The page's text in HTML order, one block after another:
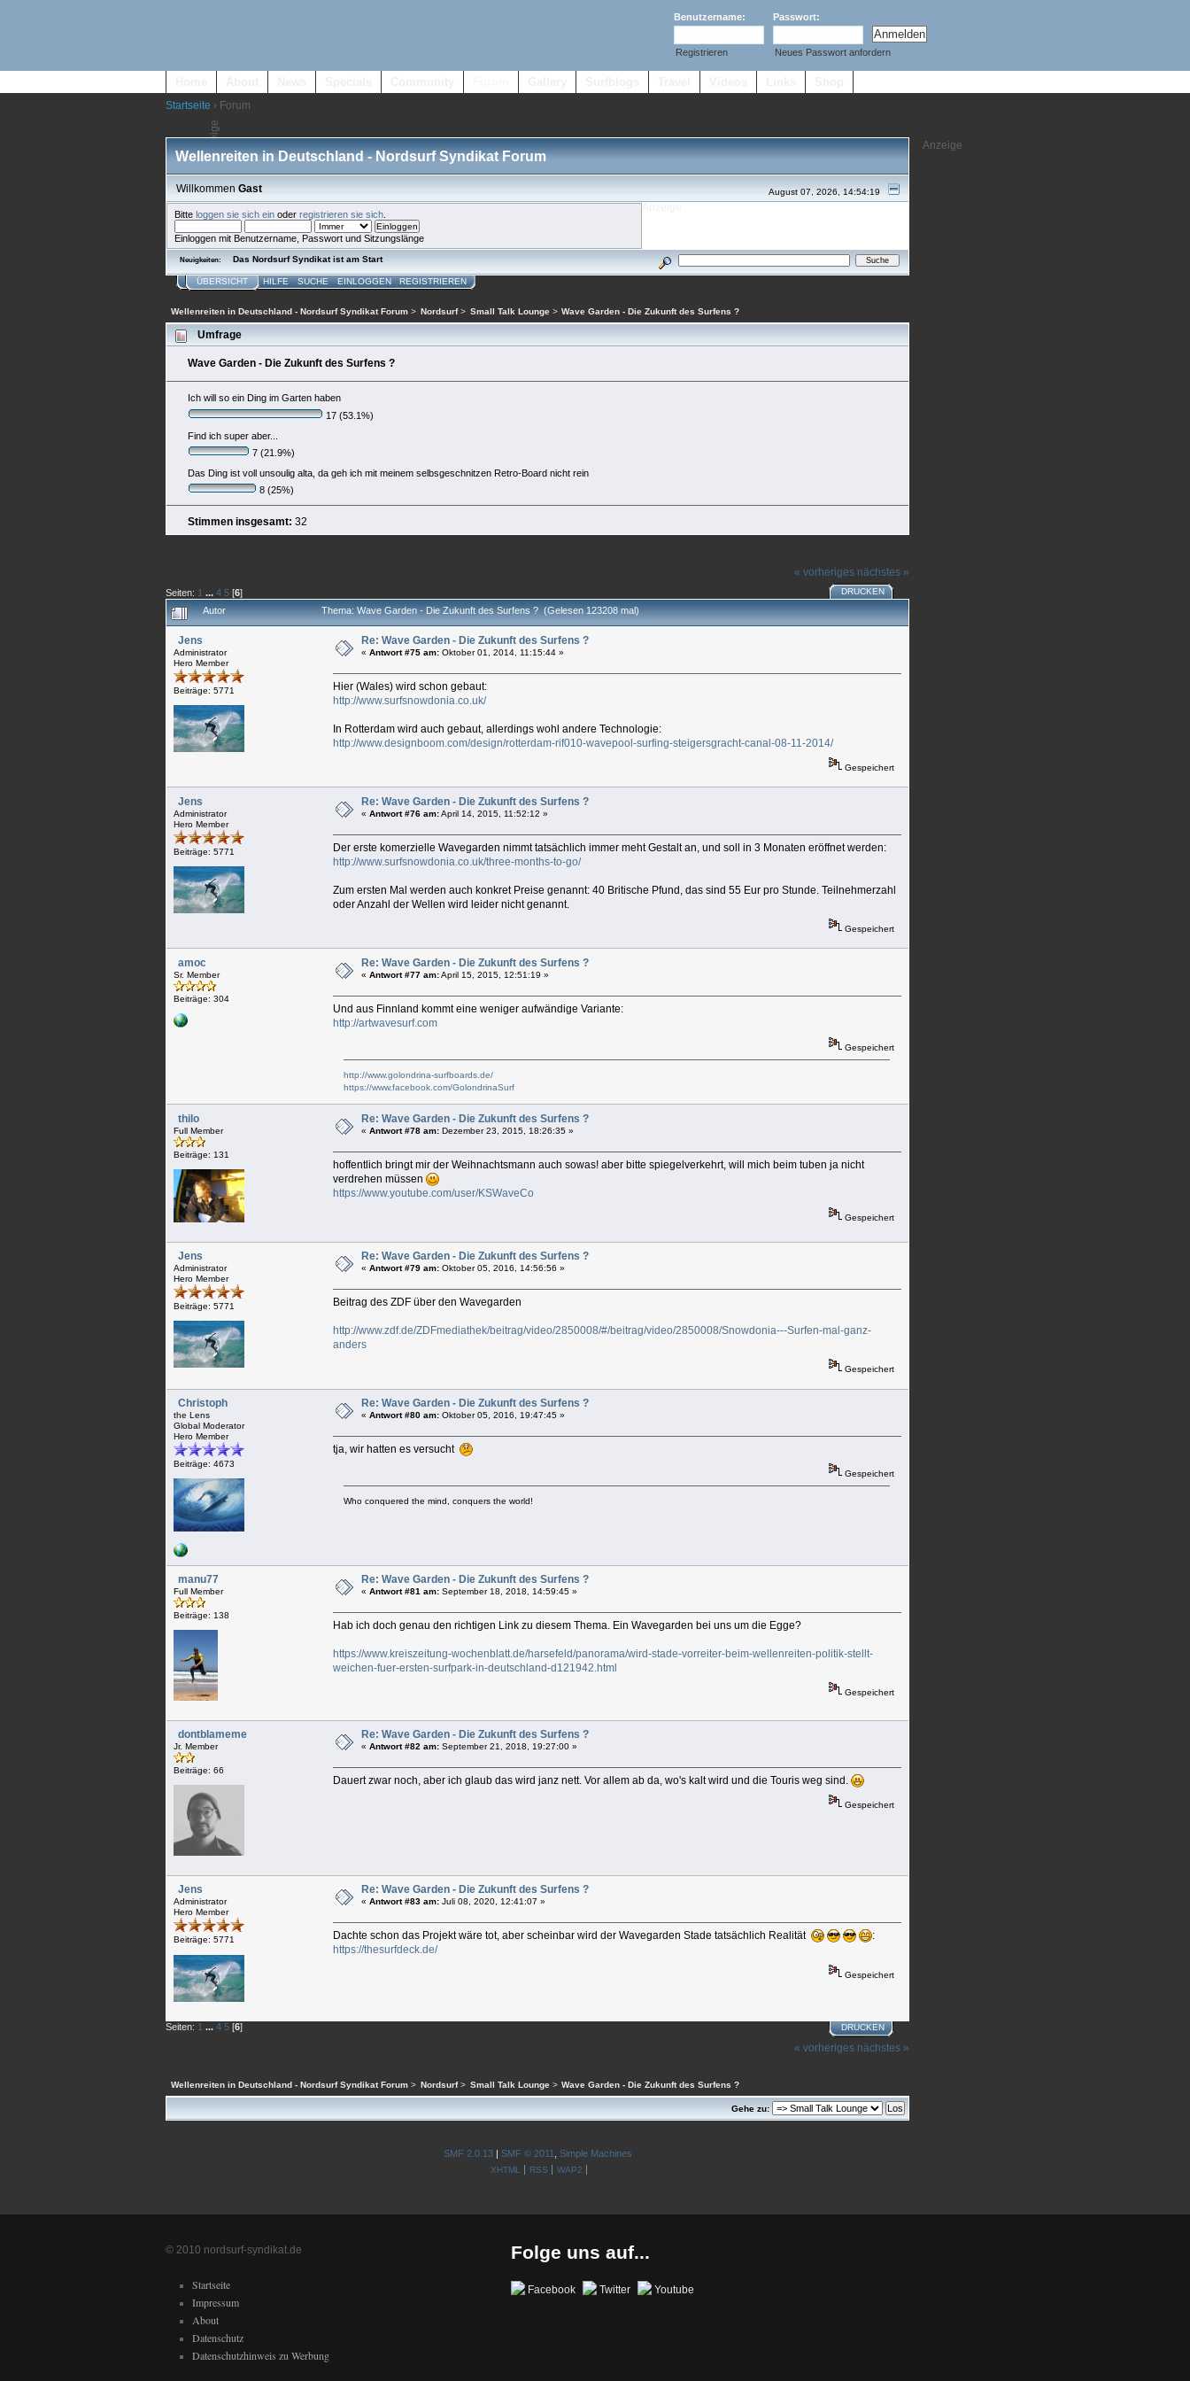
Benutzername: Passwort:
Registrieren Neues Passwort anfordern
Startseite › Forum
Wellenreiten in Deutschland - Nordsurf Syndikat Forum
August 07, 2026, 14:54:19
WillkommenGast
Bitte loggen sie sich einoder registrieren sie sich.
Einloggen mit Benutzername, Passwort und Sitzungslänge
Neuigkeiten: Das Nordsurf Syndikat ist am Start
ÜBERSICHT HILFE SUCHE EINLOGGEN REGISTRIEREN
Wellenreiten in Deutschland - Nordsurf Syndikat Forum > Nordsurf> Small Talk Lounge> Wave Garden - Die Zukunft des Surfens ?
Umfrage
Wave Garden - Die Zukunft des Surfens ?
Ich will so ein Ding im Garten haben
17 (53.1%)
Find ich super aber...
7 (21.9%)
Das Ding ist voll unsoulig alta, da geh ich mit meinem selbsgeschnitzen Retro-Board nicht rein
8 (25%)
Stimmen insgesamt: 32
« vorheriges nächstes »
Seiten: 1 ... 4 5 [6] DRUCKEN
Autor Thema: Wave Garden - Die Zukunft des Surfens ? (Gelesen 123208 mal)
Jens
Administrator
Hero Member
Beiträge: 5771
Re: Wave Garden - Die Zukunft des Surfens ?
«Antwort #75 am: Oktober 01, 2014, 11:15:44 »
Hier (Wales) wird schon gebaut:
http://www.surfsnowdonia.co.uk/
In Rotterdam wird auch gebaut, allerdings wohl andere Technologie:
http://www.designboom.com/design/rotterdam-rif010-wavepool-surfing-steigersgracht-canal-08-11-2014/
Gespeichert
Jens
Administrator
Hero Member
Beiträge: 5771
Re: Wave Garden - Die Zukunft des Surfens ?
«Antwort #76 am:April 14, 2015, 11:52:12 »
Der erste komerzielle Wavegarden nimmt tatsächlich immer meht Gestalt an, und soll in 3 Monaten eröffnet werden:
http://www.surfsnowdonia.co.uk/three-months-to-go/
Zum ersten Mal werden auch konkret Preise genannt: 40 Britische Pfund, das sind 55 Eur pro Stunde. Teilnehmerzahl
oder Anzahl der Wellen wird leider nicht genannt.
Gespeichert
amoc
Sr. Member
Beiträge: 304
Re: Wave Garden - Die Zukunft des Surfens ?
«Antwort #77 am:April 15, 2015, 12:51:19 »
Und aus Finnland kommt eine weniger aufwändige Variante:
http://artwavesurf.com
Gespeichert
http://www.golondrina-surfboards.de/
https://www.facebook.com/GolondrinaSurf
thilo
Full Member
Beiträge: 131
Re: Wave Garden - Die Zukunft des Surfens ?
«Antwort #78 am: Dezember 23, 2015, 18:26:35 »
hoffentlich bringt mir der Weihnachtsmann auch sowas! aber bitte spiegelverkehrt, will mich beim tuben ja nicht
verdrehen müssen
https://www.youtube.com/user/KSWaveCo
Gespeichert
Jens
Administrator
Hero Member
Beiträge: 5771
Re: Wave Garden - Die Zukunft des Surfens ?
«Antwort #79 am: Oktober 05, 2016, 14:56:56 »
Beitrag des ZDF über den Wavegarden
http://www.zdf.de/ZDFmediathek/beitrag/video/2850008/#/beitrag/video/2850008/Snowdonia---Surfen-mal-ganz-
anders
Gespeichert
Christoph
the Lens
Global Moderator
Hero Member
Beiträge: 4673
Re: Wave Garden - Die Zukunft des Surfens ?
«Antwort #80 am: Oktober 05, 2016, 19:47:45 »
tja, wir hatten es versucht
Gespeichert
Who conquered the mind, conquers the world!
manu77
Full Member
Beiträge: 138
Re: Wave Garden - Die Zukunft des Surfens ?
«Antwort #81 am: September 18, 2018, 14:59:45 »
Hab ich doch genau den richtigen Link zu diesem Thema. Ein Wavegarden bei uns um die Egge?
https://www.kreiszeitung-wochenblatt.de/harsefeld/panorama/wird-stade-vorreiter-beim-wellenreiten-politik-stellt-
weichen-fuer-ersten-surfpark-in-deutschland-d121942.html
Gespeichert
dontblameme
Jr. Member
Beiträge: 66
Re: Wave Garden - Die Zukunft des Surfens ?
«Antwort #82 am: September 21, 2018, 19:27:00 »
Dauert zwar noch, aber ich glaub das wird janz nett. Vor allem ab da, wo's kalt wird und die Touris weg sind.
Gespeichert
Jens
Administrator
Hero Member
Beiträge: 5771
Re: Wave Garden - Die Zukunft des Surfens ?
«Antwort #83 am: Juli 08, 2020, 12:41:07 »
Dachte schon das Projekt wäre tot, aber scheinbar wird der Wavegarden Stade tatsächlich Realität
:
https://thesurfdeck.de/
Gespeichert
DRUCKEN
Seiten: 1 ... 4 5 [6]
« vorheriges nächstes »
Wellenreiten in Deutschland - Nordsurf Syndikat Forum > Nordsurf> Small Talk Lounge> Wave Garden - Die Zukunft des Surfens ?
Gehe zu:
SMF 2.0.13| SMF © 2011 Simple Machines
XHTML RSS WAP2
© 2010 nordsurf-syndikat.de
Startseite
Impressum
About
Datenschutz
Datenschutzhinweis zu Werbung
Folge uns auf...
Facebook Twitter Youtube